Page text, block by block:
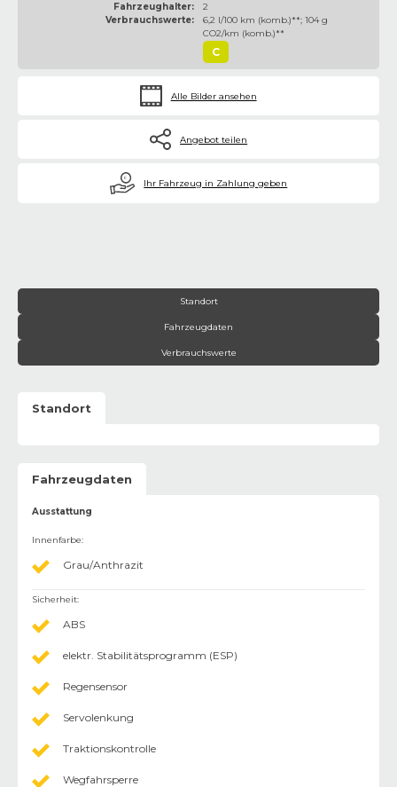
Fahrzeughalter:
2
Verbrauchswerte:
6,2 l/100 km (komb.)**; 104 g
CO2/km (komb.)**
C
Alle Bilder ansehen
Angebot teilen
€ Ihr Fahrzeug in Zahlung geben
Standort
Fahrzeugdaten
Verbrauchswerte
Standort
Fahrzeugdaten
Ausstattung
Innenfarbe:
Grau/Anthrazit
Sicherheit:
ABS
elektr. Stabilitätsprogramm (ESP)
Regensensor
Servolenkung
Traktionskontrolle
Wegfahrsperre